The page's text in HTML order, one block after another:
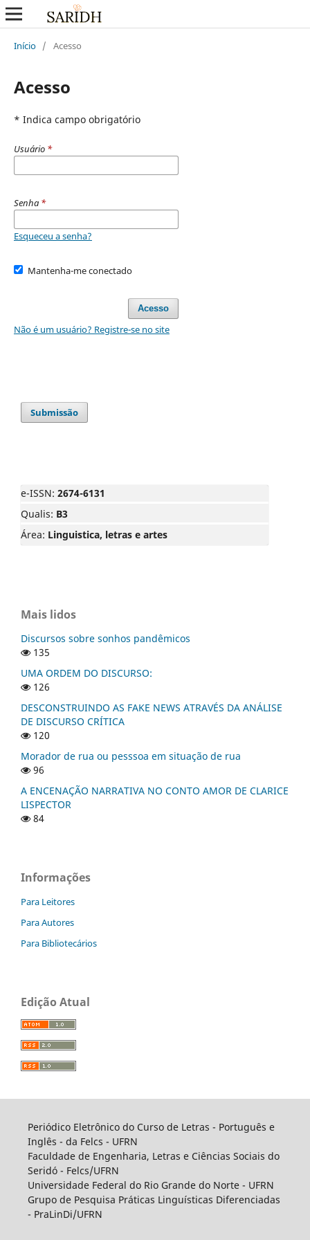
Início / Acesso
Acesso
* Indica campo obrigatório
Usuário *
Senha *
Esqueceu a senha?
Mantenha-me conectado
Acesso
Não é um usuário? Registre-se no site
Submissão
e-ISSN: 2674-6131
Qualis: B3
Área: Linguistica, letras e artes
Mais lidos
Discursos sobre sonhos pandêmicos
135
UMA ORDEM DO DISCURSO:
126
DESCONSTRUINDO AS FAKE NEWS ATRAVÉS DA ANÁLISE
DE DISCURSO CRÍTICA
120
Morador de rua ou pesssoa em situação de rua
96
A ENCENAÇÃO NARRATIVA NO CONTO AMOR DE CLARICE
LISPECTOR
84
Informações
Para Leitores
Para Autores
Para Bibliotecários
Edição Atual
Periódico Eletrônico do Curso de Letras - Português e
Inglês - da Felcs - UFRN
Faculdade de Engenharia, Letras e Ciências Sociais do
Seridó - Felcs/UFRN
Universidade Federal do Rio Grande do Norte - UFRN
Grupo de Pesquisa Práticas Linguísticas Diferenciadas
- PraLinDi/UFRN